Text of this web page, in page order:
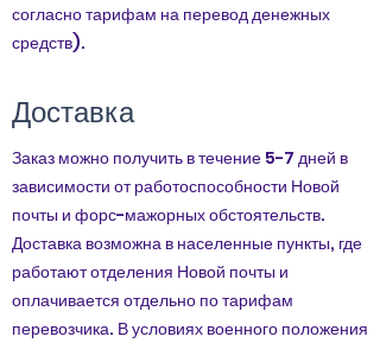
согласно тарифам на перевод денежных
средств).
Доставка
Заказ можно получить в течение 5-7 дней в
зависимости от работоспособности Новой
почты и форс-мажорных обстоятельств.
Доставка возможна в населенные пункты, где
работают отделения Новой почты и
оплачивается отдельно по тарифам
перевозчика. В условиях военного положения